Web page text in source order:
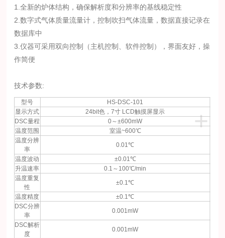
1.全新的炉体结构，确保解析度和分辨率的基线稳定性
2.数字式气体质量流量计，控制吹扫气体流量，数据直接记录在
数据库中
3.仪器可采用双向控制（主机控制、软件控制），界面友好，操
作简便
技术参数:
+
型号
HS-DSC-101
显示方式
24bit色，7寸 LCD触摸屏显示
DSC量程
0～±600mW
温度范围
室温~600℃
温度分辨
率
0.01℃
温度波动
±0.01℃
升温速率
0.1～100℃/min
温度重复
性
±0.1℃
温度精度
±0.1℃
DSC分辨
率
0.001mW
DSC解析
度
0.001mW